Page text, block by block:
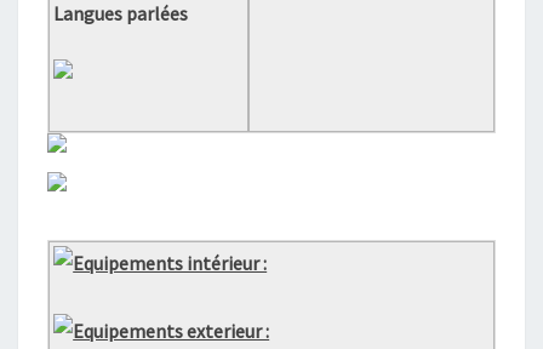
Langues parlées
Equipements intérieur :
Equipements exterieur :